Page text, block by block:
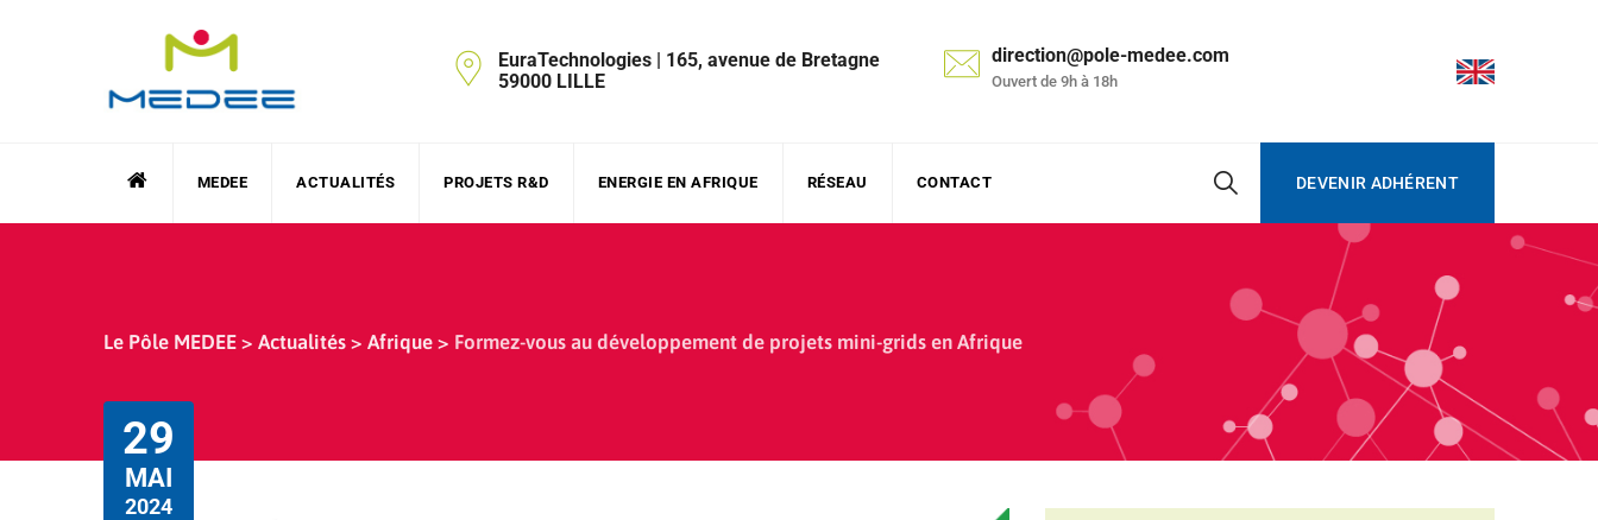
EuraTechnologies | 165, avenue de Bretagne
59000 LILLE
direction@pole-medee.com
Ouvert de 9h à 18h
MEDEE ACTUALITÉS PROJETS R&D ENERGIE EN AFRIQUE RÉSEAU CONTACT DEVENIR ADHÉRENT
Le Pôle MEDEE > Actualités > Afrique > Formez-vous au développement de projets mini-grids en Afrique
29
MAI
2024